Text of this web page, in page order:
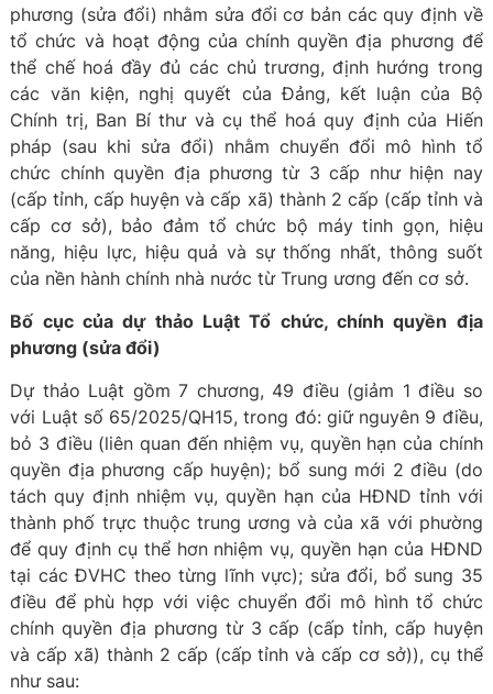
phương (sửa đổi) nhằm sửa đổi cơ bản các quy định về
tổ chức và hoạt động của chính quyền địa phương để
thể chế hoá đầy đủ các chủ trương, định hướng trong
các văn kiện, nghị quyết của Đảng, kết luận của Bộ
Chính trị, Ban Bí thư và cụ thể hoá quy định của Hiến
pháp (sau khi sửa đổi) nhằm chuyển đổi mô hình tổ
chức chính quyền địa phương từ 3 cấp như hiện nay
(cấp tỉnh, cấp huyện và cấp xã) thành 2 cấp (cấp tỉnh và
cấp cơ sở), bảo đảm tổ chức bộ máy tinh gọn, hiệu
năng, hiệu lực, hiệu quả và sự thống nhất, thông suốt
của nền hành chính nhà nước từ Trung ương đến cơ sở.
Bố cục của dự thảo Luật Tổ chức, chính quyền địa
phương (sửa đổi)
Dự thảo Luật gồm 7 chương, 49 điều (giảm 1 điều so
với Luật số 65/2025/QH15, trong đó: giữ nguyên 9 điều,
bỏ 3 điều (liên quan đến nhiệm vụ, quyền hạn của chính
quyền địa phương cấp huyện); bổ sung mới 2 điều (do
tách quy định nhiệm vụ, quyền hạn của HĐND tỉnh với
thành phố trực thuộc trung ương và của xã với phường
để quy định cụ thể hơn nhiệm vụ, quyền hạn của HĐND
tại các ĐVHC theo từng lĩnh vực); sửa đổi, bổ sung 35
điều để phù hợp với việc chuyển đổi mô hình tổ chức
chính quyền địa phương từ 3 cấp (cấp tỉnh, cấp huyện
và cấp xã) thành 2 cấp (cấp tỉnh và cấp cơ sở)), cụ thể
như sau: